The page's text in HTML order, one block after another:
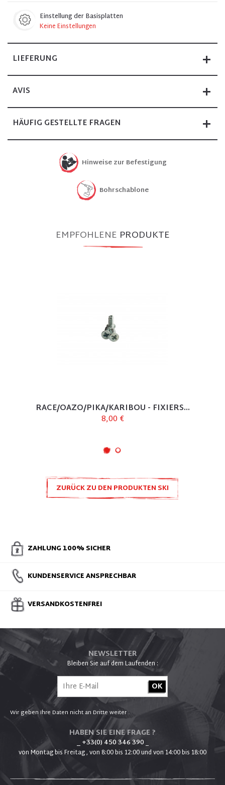
Einstellung der Basisplatten
Keine Einstellungen
LIEFERUNG
AVIS
HÄUFIG GESTELLTE FRAGEN
Hinweise zur Befestigung
Bohrschablone
EMPFOHLENE PRODUKTE
RACE/OAZO/PIKA/KARIBOU - FIXIERS...
8,00 €
ZURÜCK ZU DEN PRODUKTEN SKI
ZAHLUNG 100% SICHER
KUNDENSERVICE ANSPRECHBAR
VERSANDKOSTENFREI
NEWSLETTER
Bleiben Sie auf dem Laufenden :
Wir geben Ihre Daten nicht an Dritte weiter .
HABEN SIE EINE FRAGE ?
_ +33(0) 450 346 390_
von Montag bis Freitag , von 8:00 bis 12:00 und von 14:00 bis 18:00